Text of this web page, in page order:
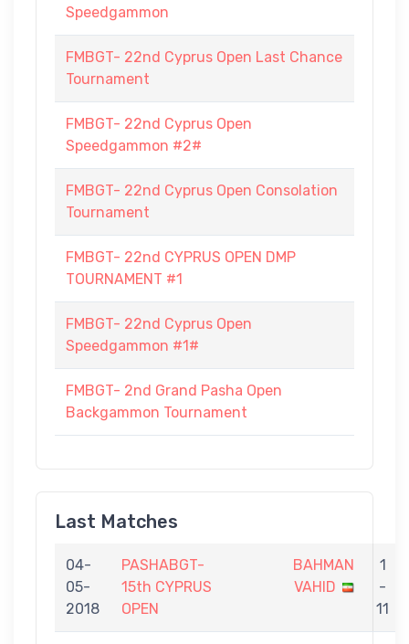
Speedgammon
FMBGT- 22nd Cyprus Open Last Chance
Tournament
FMBGT- 22nd Cyprus Open
Speedgammon #2#
FMBGT- 22nd Cyprus Open Consolation
Tournament
FMBGT- 22nd CYPRUS OPEN DMP
TOURNAMENT #1
FMBGT- 22nd Cyprus Open
Speedgammon #1#
FMBGT- 2nd Grand Pasha Open
Backgammon Tournament
Last Matches
04-
05-
2018
PASHABGT-
15th CYPRUS
OPEN
BAHMAN
VAHID
1
-
11